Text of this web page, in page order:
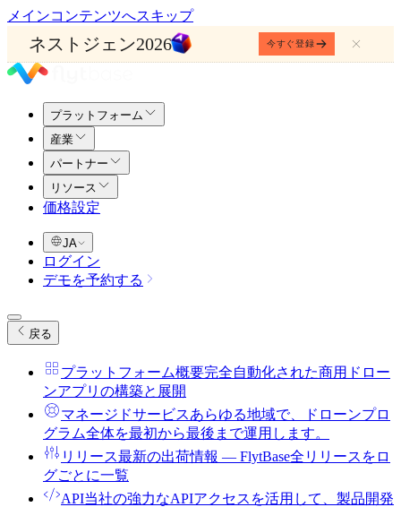
メインコンテンツへスキップ
ネストジェン2026 今すぐ登録
プラットフォーム
産業
パートナー
リソース
価格設定
JA
ログイン
デモを予約する
戻る
プラットフォーム概要完全自動化された商用ドロー
ンアプリの構築と展開
マネージドサービスあらゆる地域で、ドローンプロ
グラム全体を最初から最後まで運用します。
リリース最新の出荷情報 ― FlytBase全リリースをロ
グごとに一覧
API当社の強力なAPIアクセスを活用して、製品開発